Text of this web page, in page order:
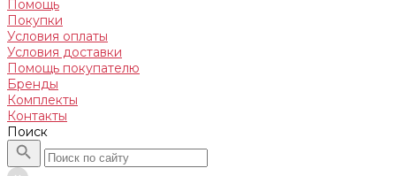
Помощь
Покупки
Условия оплаты
Условия доставки
Помощь покупателю
Бренды
Комплекты
Контакты
Поиск